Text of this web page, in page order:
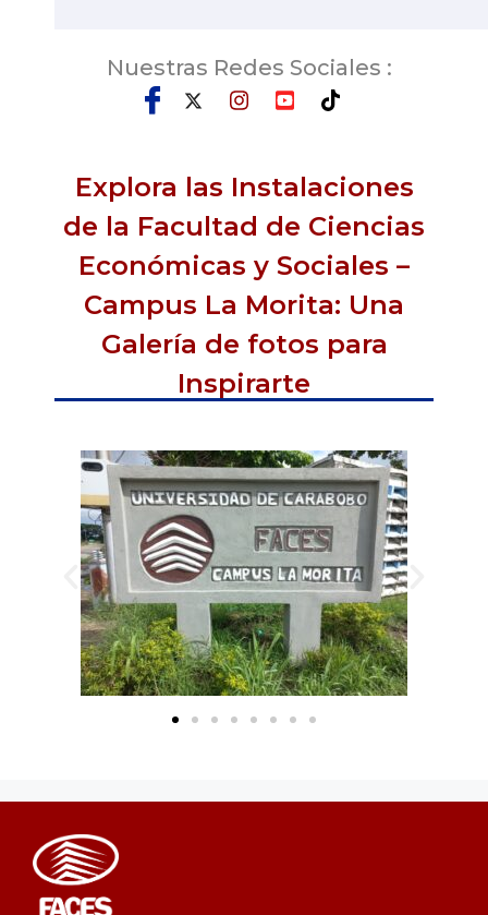
Nuestras Redes Sociales :
Explora las Instalaciones
de la Facultad de Ciencias
Económicas y Sociales –
Campus La Morita: Una
Galería de fotos para
Inspirarte